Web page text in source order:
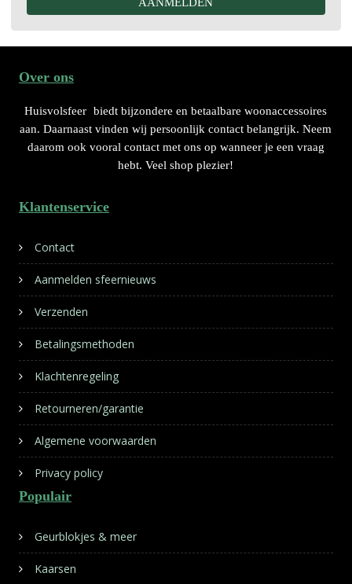
Over ons
Huisvolsfeer biedt bijzondere en betaalbare woonaccessoires
aan. Daarnaast vinden wij persoonlijk contact belangrijk. Neem
daarom ook vooral contact met ons op wanneer je een vraag
hebt. Veel shop plezier!
Klantenservice
Contact
Aanmelden sfeernieuws
Verzenden
Betalingsmethoden
Klachtenregeling
Retourneren/garantie
Algemene voorwaarden
Privacy policy
Populair
Geurblokjes & meer
Kaarsen